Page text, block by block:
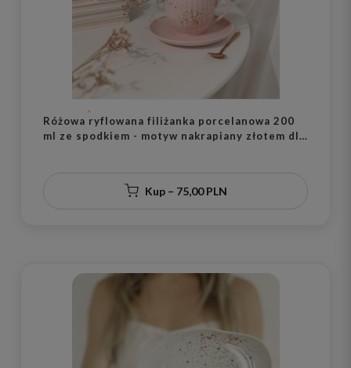
Różowa ryflowana filiżanka porcelanowa 200
ml ze spodkiem - motyw nakrapiany złotem dla
Kup – 75,00 PLN